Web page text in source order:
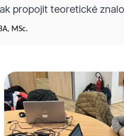
propojit teoretické
MSc.